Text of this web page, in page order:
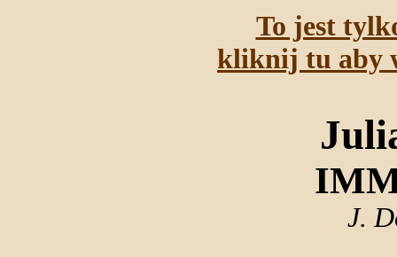
To jest
kliknij tu aby
J.